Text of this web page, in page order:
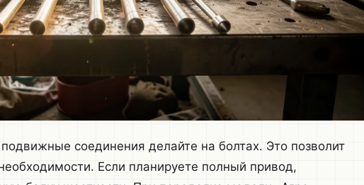
соединения делайте на болтах. Это позволит
Если планируете полный привод,